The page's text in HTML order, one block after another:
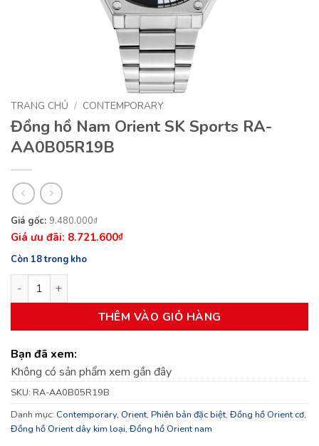
TRANG CHỦ / CONTEMPORARY
Đồng hồ Nam Orient SK Sports RA-
AA0B05R19B
9.480.000₫
Giá
gốc
là:
9.480.000₫.
8.721.600₫
Giá
hiện
tại
là:
8.721.600₫.
Còn 18 trong kho
Đồng hồ Nam Orient SK Sports RA-AA0B05R19B số lượng
THÊM VÀO GIỎ HÀNG
Bạn đã xem:
Không có sản phẩm xem gần đây
SKU: RA-AA0B05R19B
Danh mục: Contemporary, Orient, Phiên bản đặc biệt, Đồng hồ Orient cơ,
Đồng hồ Orient dây kim loại, Đồng hồ Orient nam